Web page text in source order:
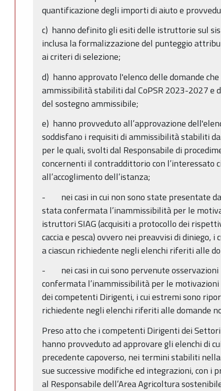
quantificazione degli importi di aiuto e
c) hanno definito gli esiti delle istruttorie sul
inclusa la formalizzazione del punteggio
ai criteri di selezione;
d) hanno approvato l'elenco delle domande
ammissibilità stabiliti dal CoPSR 2023-2027 e
del sostegno ammissibile;
e) hanno provveduto all’approvazione
soddisfano i requisiti di ammissibilità stabiliti
per le quali, svolti dal Responsabile di
concernenti il contraddittorio con l’interessato
all’accoglimento dell’istanza;
- nei casi in cui non sono state presentate
stata confermata l’inammissibilità per le
istruttori SIAG (acquisiti a protocollo dei
caccia e pesca) ovvero nei preavvisi di diniego,
a ciascun richiedente negli elenchi riferiti alle
- nei casi in cui sono pervenute osservazioni
confermata l’inammissibilità per le
dei competenti Dirigenti, i cui estremi sono
richiedente negli elenchi riferiti alle domande
Preso atto che i competenti Dirigenti dei
hanno provveduto ad approvare gli elenchi di
precedente capoverso, nei termini stabiliti
sue successive modifiche ed integrazioni, con
al Responsabile dell’Area Agricoltura